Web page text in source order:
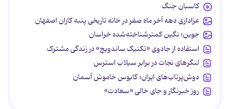
کاسبان جنگ
عزاداری دهه آخر ماه صفر در خانه تاریخی پنبه کاران اصفهان
جوین؛ نگین کمترشناخته‌شده خراسان
استفاده از جادوی «تکنیک ساندویچ» در زندگی مشترک
لنگرهای نجات در برابر سیلاب استرس
دوش‌پرتاب‌های ایران؛ کابوس خاموش آسمان
روز خبرنگار و جای خالی «سعادت»